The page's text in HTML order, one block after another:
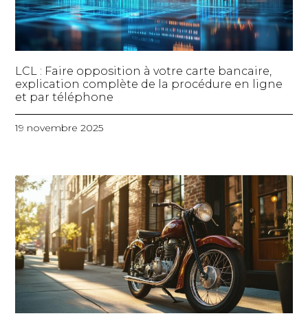
LCL : Faire opposition à votre carte bancaire,
explication complète de la procédure en ligne
et par téléphone
19 novembre 2025